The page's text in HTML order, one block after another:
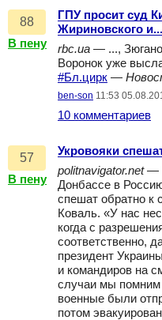
88
В пену
ГПУ просит суд
Жириновского и...
rbc.ua — ...,
Воронок уже
#Бл.цирк —
ben-son 11:53
10 комментариев
57
В пену
Укровояки
politnavigator.net—
Донбассе в
спешат обратно к
Коваль. «У нас
когда с
соответственно,
президент
и командиров на
случаи мы помним
военные были
потом